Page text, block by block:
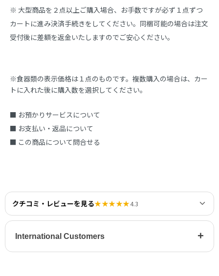
※ 大型商品を２点以上ご購入場合、お手数ですが必ず１点ずつ
カートに進み決済手続きをしてください。同梱可能の場合は注文
受付後に差額を返金いたしますのでご安心ください。
※食器類の表示価格は１点のものです。複数購入の場合は、カー
トに入れた後に購入数を選択してください。
■ お預かりサービスについて
■ お支払い・返品について
■ この商品について問合せる
クチコミ・レビューを見る★★★★★4.3
International Customers +